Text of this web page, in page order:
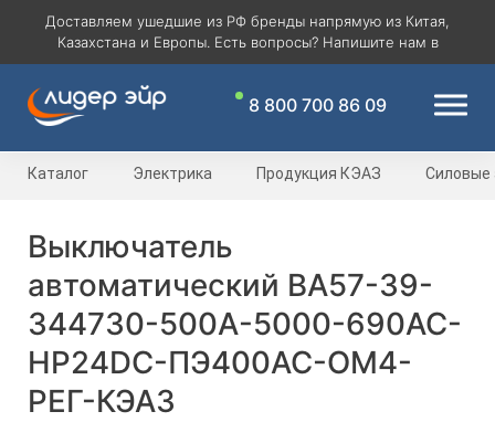
Доставляем ушедшие из РФ бренды напрямую из Китая,
Казахстана и Европы. Есть вопросы? Напишите нам в
8 800 700 86 09
Каталог Электрика Продукция КЭАЗ Силовые
Выключатель
автоматический ВА57-39-
344730-500А-5000-690AC-
НР24DC-ПЭ400AC-ОМ4-
РЕГ-КЭАЗ